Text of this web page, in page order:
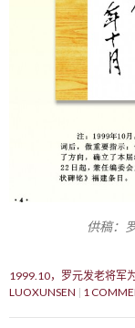
供稿：
1999.10，罗元发老将军
LUOXUNSEN
1